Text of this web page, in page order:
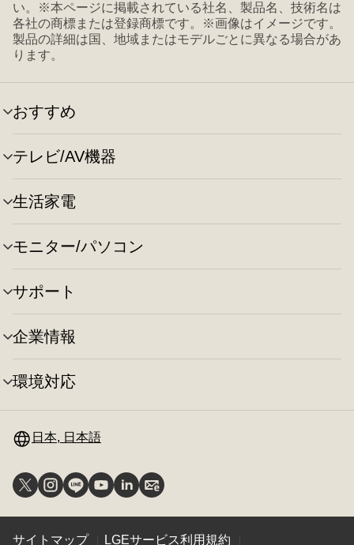
い。※本ページに掲載されている社名、製品名、技術名は
各社の商標または登録商標です。※画像はイメージです。
製品の詳細は国、地域またはモデルごとに異なる場合があ
ります。
おすすめ
メ
ニ
ュ
ー
の
切
り
替
え
テレビ/AV機器
メ
ニ
ュ
ー
の
切
り
替
え
生活家電
メ
ニ
ュ
ー
の
切
り
替
え
モニター/パソコン
メ
ニ
ュ
ー
の
切
り
替
え
サポート
メ
ニ
ュ
ー
の
切
り
替
企業情報
メ
ニ
ュ
ー
の
り
え
環境対応
メ
ー
の
り
替
え
日本, 日本語
サイトマップ LGEサービス利用規約